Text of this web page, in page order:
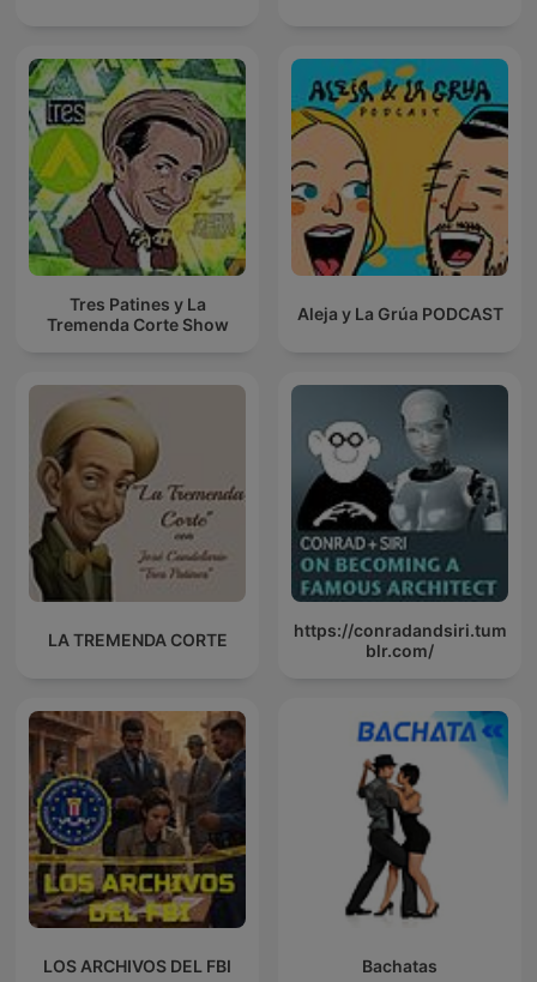
Tres Patines y La
Tremenda Corte Show
Aleja y La Grúa PODCAST
LA TREMENDA CORTE
https://conradandsiri.tum
blr.com/
LOS ARCHIVOS DEL FBI Bachatas